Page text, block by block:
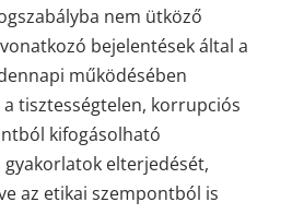
nem ütköző
bejelentések által a
működésében
a tisztességtelen, korrupciós
kifogásolható
elterjedését,
az etikai szempontból is